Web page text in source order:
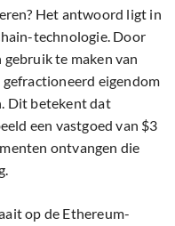
Het antwoord ligt in
technologie. Door
te maken van
eigendom
Dit betekent dat
een vastgoed van $3
ontvangen die
op de Ethereum-